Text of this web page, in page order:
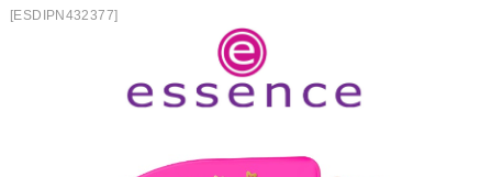
[ESDIPN432377]